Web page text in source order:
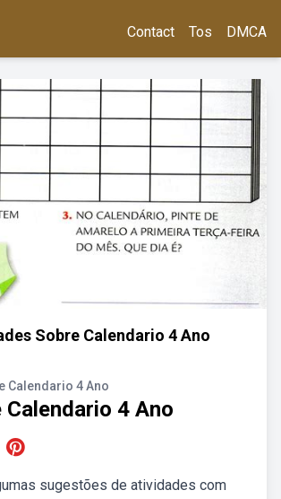
Contact Tos DMCA
Sobre Calendario 4 Ano
Calendario 4 Ano
4 Ano
sugestões de atividades com